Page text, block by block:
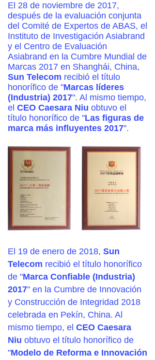
El 28 de noviembre de 2017,
después de la evaluación conjunta
del Comité de Expertos de ABAS, el
Instituto de Investigación Asiabrand
y el Centro de Evaluación
Asiabrand en la Cumbre Mundial de
Marcas 2017 en Shanghái, China,
Sun Telecom recibió el título
honorífico de "Marcas líderes
(Industria) 2017". Al mismo tiempo,
el CEO Caesara Niu obtuvo el
título honorífico de "Las figuras de
marca más influyentes 2017".
El 19 de enero de 2018, Sun
Telecom recibió el título honorífico
de "Marca Confiable (Industria)
2017" en la Cumbre de Innovación
y Construcción de Integridad 2018
celebrada en Pekín, China. Al
mismo tiempo, el CEO Caesara
Niu obtuvo el título honorífico de
"Modelo de Reforma e Innovación